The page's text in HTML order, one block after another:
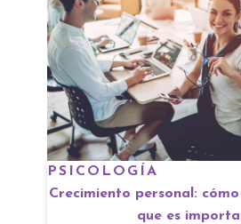
PSICOLOGÍA
Crecimiento personal:
que es